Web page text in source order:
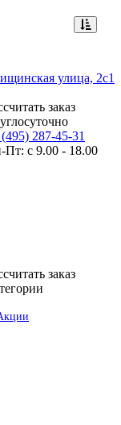
улица, 2с1
заказ
287-45-31
с 9.00 - 18.00
заказ